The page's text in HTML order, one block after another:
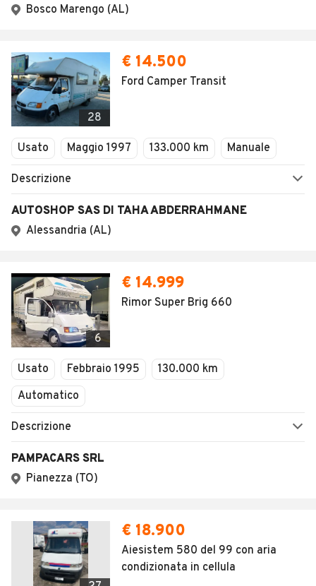
Bosco Marengo (AL)
28
€ 14.500
Ford Camper Transit
Usato Maggio 1997 133.000 km Manuale
Descrizione
AUTOSHOP SAS DI TAHA ABDERRAHMANE
Alessandria (AL)
6
€ 14.999
Rimor Super Brig 660
Usato Febbraio 1995
130.000 km
Automatico
Descrizione
PAMPACARS SRL
Pianezza (TO)
€ 18.900
Aiesistem 580 del 99 con aria
condizionata in cellula